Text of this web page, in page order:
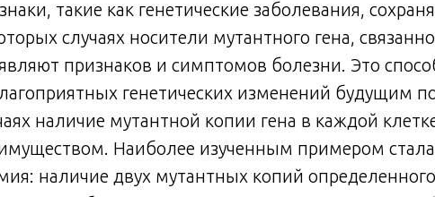
такие как генетические заболевания,
случаях носители мутантного гена,
признаков и симптомов болезни. Это
генетических изменений будущим
наличие мутантной копии гена в каждой
Наиболее изученным примером
наличие двух мутантных копий